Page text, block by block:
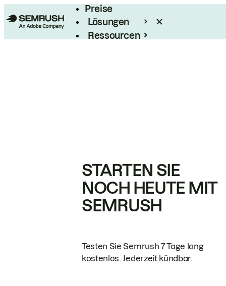
Preise
Lösungen
Ressourcen
STARTEN SIE
NOCH HEUTE MIT
SEMRUSH
Testen Sie Semrush 7 Tage lang
kostenlos. Jederzeit kündbar.